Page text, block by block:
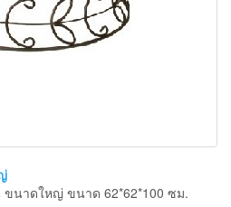
ขนาดใหญ่ ขนาด 62*62*100 ซม.